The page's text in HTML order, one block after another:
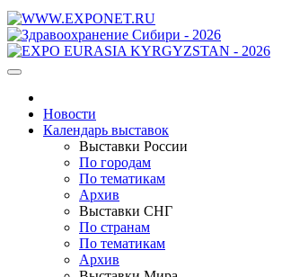
Новости
Календарь выставок
Выставки России
По городам
По тематикам
Архив
Выставки СНГ
По странам
По тематикам
Архив